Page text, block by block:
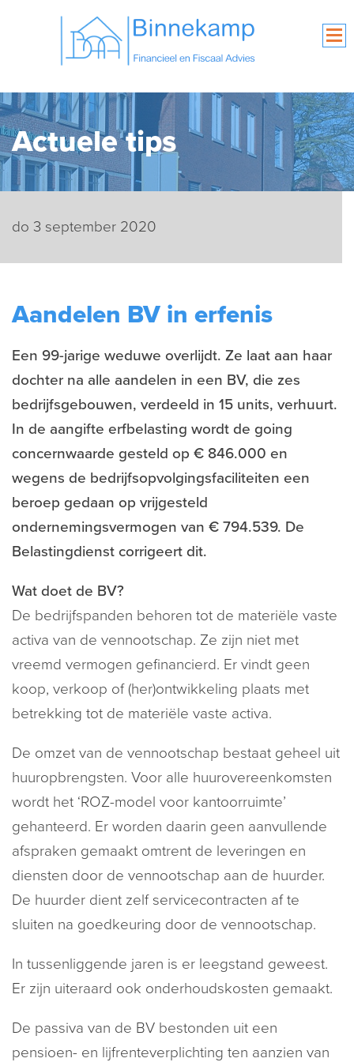
Actuele tips
do 3 september 2020
Aandelen BV in erfenis
Een 99-jarige weduwe overlijdt. Ze laat aan haar
dochter na alle aandelen in een BV, die zes
bedrijfsgebouwen, verdeeld in 15 units, verhuurt.
In de aangifte erfbelasting wordt de going
concernwaarde gesteld op € 846.000 en
wegens de bedrijfsopvolgingsfaciliteiten een
beroep gedaan op vrijgesteld
ondernemingsvermogen van € 794.539. De
Belastingdienst corrigeert dit.
Wat doet de BV?
De bedrijfspanden behoren tot de materiële vaste
activa van de vennootschap. Ze zijn niet met
vreemd vermogen gefinancierd. Er vindt geen
koop, verkoop of (her)ontwikkeling plaats met
betrekking tot de materiële vaste activa.
De omzet van de vennootschap bestaat geheel uit
huuropbrengsten. Voor alle huurovereenkomsten
wordt het ‘ROZ-model voor kantoorruimte’
gehanteerd. Er worden daarin geen aanvullende
afspraken gemaakt omtrent de leveringen en
diensten door de vennootschap aan de huurder.
De huurder dient zelf servicecontracten af te
sluiten na goedkeuring door de vennootschap.
In tussenliggende jaren is er leegstand geweest.
Er zijn uiteraard ook onderhoudskosten gemaakt.
De passiva van de BV bestonden uit een
pensioen- en lijfrenteverplichting ten aanzien van